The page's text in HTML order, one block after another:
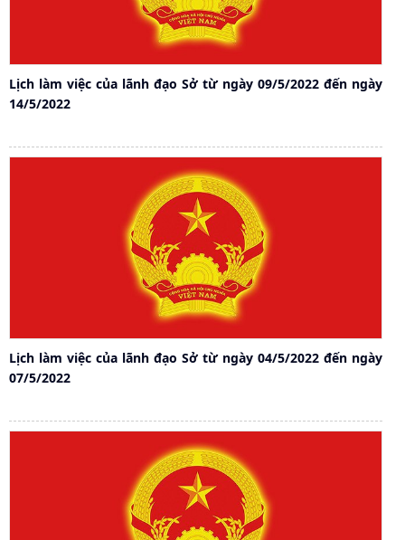
Lịch làm việc của lãnh đạo Sở từ ngày 09/5/2022 đến ngày
14/5/2022
Lịch làm việc của lãnh đạo Sở từ ngày 04/5/2022 đến ngày
07/5/2022